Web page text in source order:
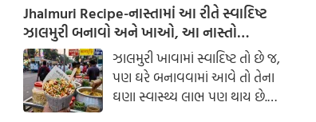
તપાસો, અર્થો સાથે, જે તમારા
બાળકને એક સુંદર ઓળખ આપશે.
Jhalmuri Recipe-નાસ્તામાં આ રીતે સ્વાદિષ્ટ
ઝાલમુરી બનાવો અને ખાઓ, આ નાસ્તો
મસાલેદાર અને સ્વાદિષ્ટ છે.ઝાલમુરી ખાવામાં સ્વાદિષ્ટ તો છે જ,
પણ ઘરે બનાવવામાં આવે તો તેના
ઘણા સ્વાસ્થ્ય લાભ પણ થાય છે.